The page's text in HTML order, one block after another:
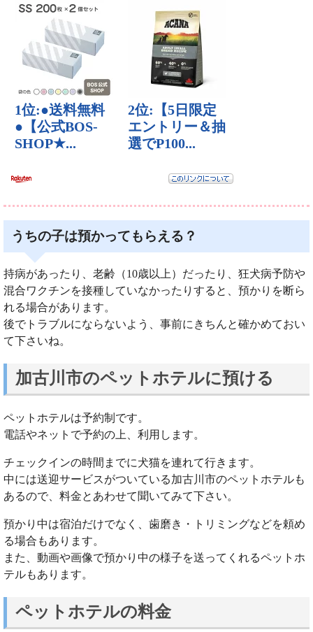
うちの子は預かってもらえる？
持病があったり、老齢（10歳以上）だったり、狂犬病予防や
混合ワクチンを接種していなかったりすると、預かりを断ら
れる場合があります。
後でトラブルにならないよう、事前にきちんと確かめておい
て下さいね。
加古川市のペットホテルに預ける
ペットホテルは予約制です。
電話やネットで予約の上、利用します。
チェックインの時間までに犬猫を連れて行きます。
中には送迎サービスがついている加古川市のペットホテルも
あるので、料金とあわせて聞いてみて下さい。
預かり中は宿泊だけでなく、歯磨き・トリミングなどを頼め
る場合もあります。
また、動画や画像で預かり中の様子を送ってくれるペットホ
テルもあります。
ペットホテルの料金